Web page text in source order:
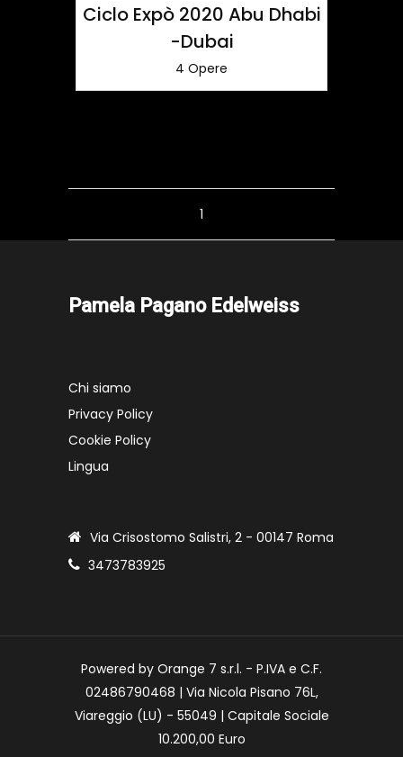
Ciclo Expò 2020 Abu Dhabi
-Dubai
4 Opere
1
Pamela Pagano Edelweiss
Chi siamo
Privacy Policy
Cookie Policy
Lingua
Via Crisostomo Salistri, 2 - 00147 Roma
3473783925
Powered by Orange 7 s.r.l. - P.IVA e C.F.
02486790468 | Via Nicola Pisano 76L,
Viareggio (LU) - 55049 | Capitale Sociale
10.200,00 Euro